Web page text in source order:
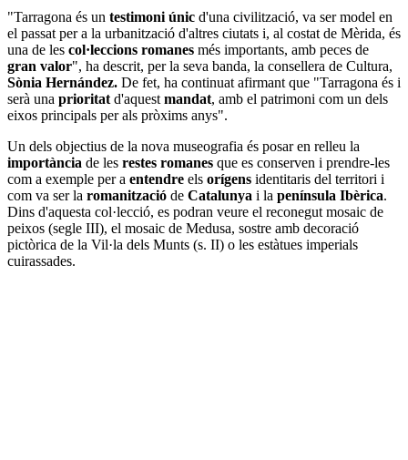
"Tarragona és un testimoni únic d'una civilització, va ser model en
el passat per a la urbanització d'altres ciutats i, al costat de Mèrida, és
una de les col·leccions romanes més importants, amb peces de
gran valor", ha descrit, per la seva banda, la consellera de Cultura,
Sònia Hernández. De fet, ha continuat afirmant que "Tarragona és i
serà una prioritat d'aquest mandat, amb el patrimoni com un dels
eixos principals per als pròxims anys".
Un dels objectius de la nova museografia és posar en relleu la
importància de les restes romanes que es conserven i prendre-les
com a exemple per a entendre els orígens identitaris del territori i
com va ser la romanització de Catalunya i la península Ibèrica.
Dins d'aquesta col·lecció, es podran veure el reconegut mosaic de
peixos (segle III), el mosaic de Medusa, sostre amb decoració
pictòrica de la Vil·la dels Munts (s. II) o les estàtues imperials
cuirassades.